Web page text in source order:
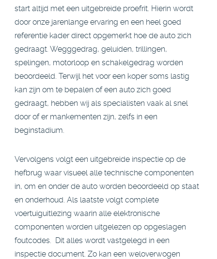
start altijd met een uitgebreide proefrit. Hierin wordt
door onze jarenlange ervaring en een heel goed
referentie kader direct opgemerkt hoe de auto zich
gedraagt. Wegggedrag, geluiden, trillingen,
spelingen, motorloop en schakelgedrag worden
beoordeeld. Terwijl het voor een koper soms lastig
kan zijn om te bepalen of een auto zich goed
gedraagt, hebben wij als specialisten vaak al snel
door of er mankementen zijn, zelfs in een
beginstadium.
Vervolgens volgt een uitgebreide inspectie op de
hefbrug waar visueel alle technische componenten
in, om en onder de auto worden beoordeeld op staat
en onderhoud. Als laatste volgt complete
voertuiguitlezing waarin alle elektronische
componenten worden uitgelezen op opgeslagen
foutcodes. Dit alles wordt vastgelegd in een
inspectie document. Zo kan een weloverwogen